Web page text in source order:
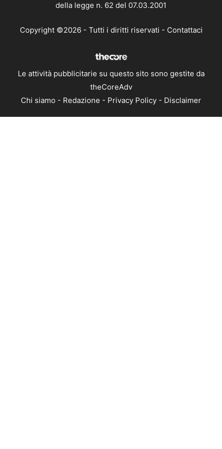
della legge n. 62 del 07.03.2001
Copyright ©2026 - Tutti i diritti riservati - Contattaci
Le attività pubblicitarie su questo sito sono gestite da
theCoreAdv
Chi siamo - Redazione - Privacy Policy - Disclaimer